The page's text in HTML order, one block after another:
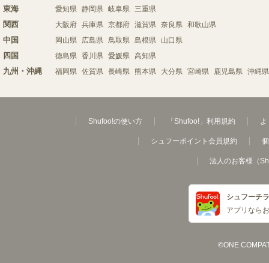
東海 愛知県 静岡県 岐阜県 三重県
関西 大阪府 兵庫県 京都府 滋賀県 奈良県 和歌山県
中国 岡山県 広島県 鳥取県 島根県 山口県
四国 徳島県 香川県 愛媛県 高知県
九州・沖縄 福岡県 佐賀県 長崎県 熊本県 大分県 宮崎県 鹿児島県 沖縄県
Shufoo!の使い方 「Shufoo!」利用規約 よ
シュフーポイント会員規約
法人のお客様（
シュフーチ
アプリなら
©ONE